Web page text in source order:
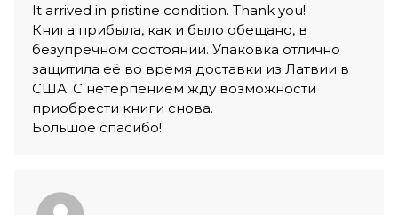
It arrived in pristine condition. Thank you!
Книга прибыла, как и было обещано, в
безупречном состоянии. Упаковка отлично
защитила её во время доставки из Латвии в
США. С нетерпением жду возможности
приобрести книги снова.
Большое спасибо!